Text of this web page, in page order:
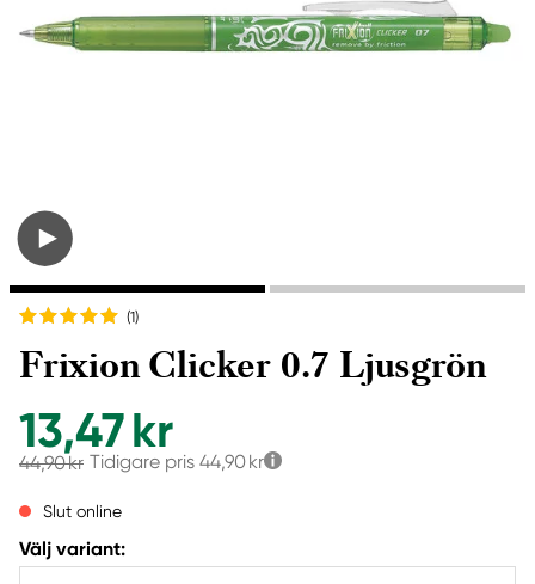
(1)
Frixion Clicker 0.7 Ljusgrön
13,47 kr
44,90 kr Tidigare pris 44,90 kr
Slut online
Välj variant: